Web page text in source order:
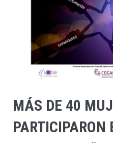
MÁS DE 40
PARTICIPARON